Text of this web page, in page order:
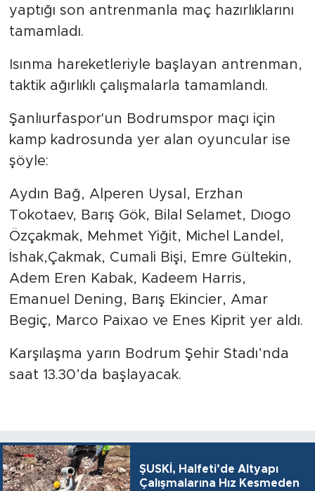
yaptığı son antrenmanla maç hazırlıklarını
tamamladı.
Isınma hareketleriyle başlayan antrenman,
taktik ağırlıklı çalışmalarla tamamlandı.
Şanlıurfaspor'un Bodrumspor maçı için
kamp kadrosunda yer alan oyuncular ise
şöyle:
Aydın Bağ, Alperen Uysal, Erzhan
Tokotaev, Barış Gök, Bilal Selamet, Dıogo
Özçakmak, Mehmet Yiğit, Michel Landel,
İshak,Çakmak, Cumali Bişi, Emre Gültekin,
Adem Eren Kabak, Kadeem Harris,
Emanuel Dening, Barış Ekincier, Amar
Begiç, Marco Paixao ve Enes Kiprit yer aldı.
Karşılaşma yarın Bodrum Şehir Stadı’nda
saat 13.30’da başlayacak.
ŞUSKİ, Halfeti’de Altyapı
Çalışmalarına Hız Kesmeden